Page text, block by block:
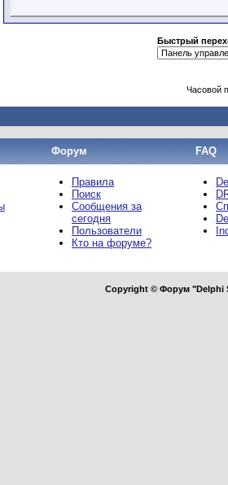
Быстрый
Часовой
Форум FAQ
Правила
Поиск
Сообщения за
сегодня
Пользователи
Кто на форуме?
Copyright © Форум "Delphi